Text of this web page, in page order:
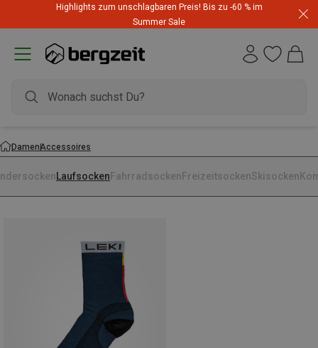
Highlights zum unschlagbaren Preis! Bis zu -60 % im
Summer Sale
DamenAccessoires
Laufsocken Fahrradsocken FreizeitsockenSkisocken